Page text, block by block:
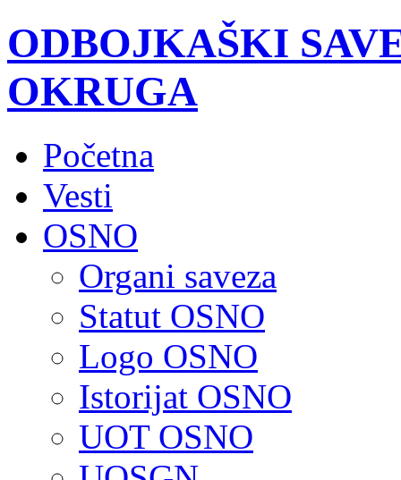
ODBOJKAŠKI
OKRUGA
Početna
Vesti
OSNO
Organi saveza
Statut OSNO
Logo OSNO
Istorijat OSNO
UOT OSNO